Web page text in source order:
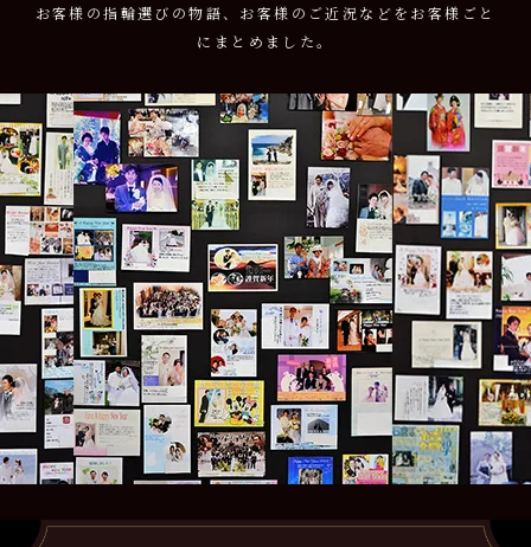
お客様の指輪選びの物語、お客様のご近況などをお客様ごと
にまとめました。